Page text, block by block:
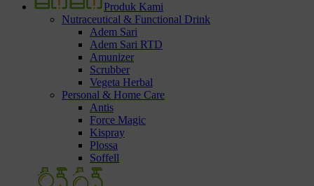
Produk Kami
Nutraceutical & Functional Drink
Adem Sari
Adem Sari RTD
Amunizer
Scrubber
Vegeta Herbal
Personal & Home Care
Antis
Force Magic
Kispray
Plossa
Soffell